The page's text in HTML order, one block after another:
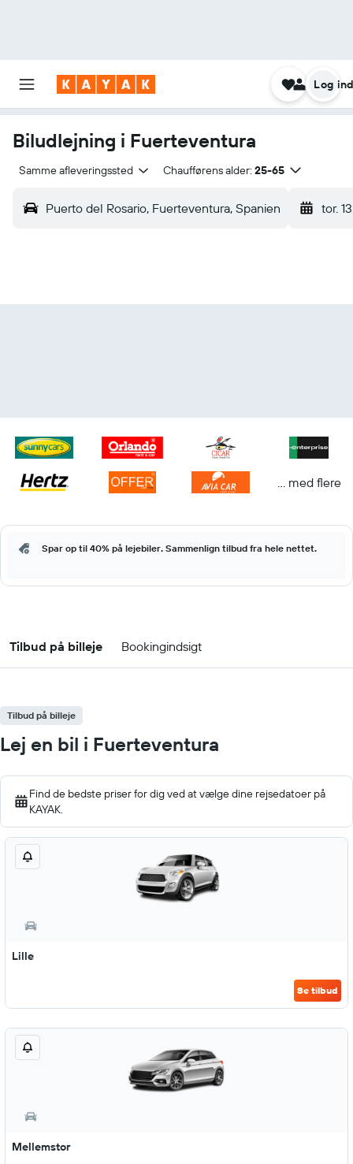
Log
Biludlejning i Fuerteventura
Samme afleveringssted Chaufførens alder: 25-65
Puerto del Rosario, Fuerteventura, Spanien tor.
... med flere
Spar op til 40% på lejebiler. Sammenlign tilbud fra hele nettet.
Tilbud på billeje Bookingindsigt
Tilbud på billeje
Lej en bil i Fuerteventura
Find de bedste priser for dig ved at vælge dine rejsedatoer på
KAYAK.
Lille
Se tilbud
Mellemstor